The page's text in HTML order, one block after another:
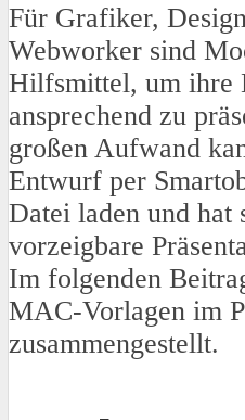
Für Grafiker,
Webworker sind
Hilfsmittel, um ihre
ansprechend zu
großen Aufwand
Entwurf per
Datei laden und hat
vorzeigbare
Im folgenden
MAC-Vorlagen im
zusammengestellt.